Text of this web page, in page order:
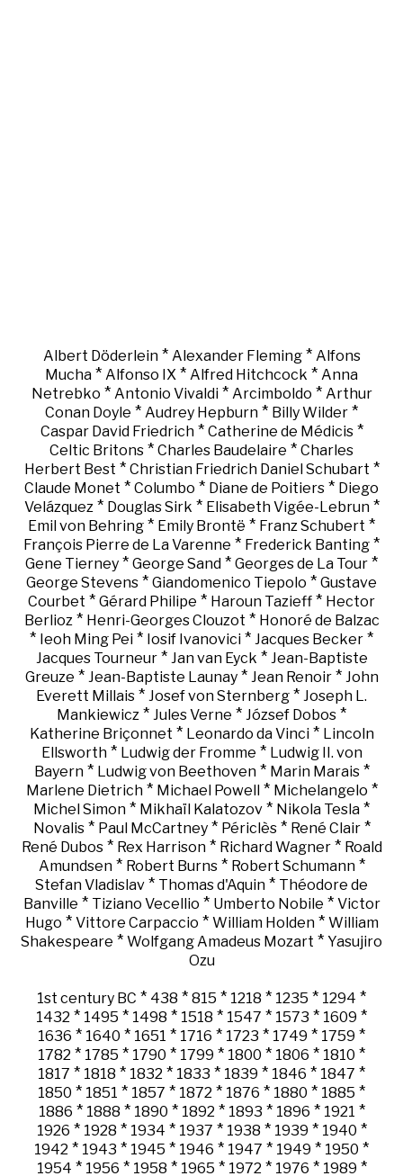
Albert Döderlein* Alexander Fleming* Alfons
Mucha * Alfonso IX * Alfred Hitchcock * Anna
Netrebko * Antonio Vivaldi* Arcimboldo * Arthur
Conan Doyle * Audrey Hepburn * Billy Wilder *
Caspar David Friedrich* Catherine de Médicis*
Celtic Britons * Charles Baudelaire * Charles
Herbert Best * Christian Friedrich Daniel Schubart *
Claude Monet * Columbo * Diane de Poitiers * Diego
Velázquez * Douglas Sirk * Elisabeth Vigée-Lebrun*
Emil von Behring * Emily Brontë * Franz Schubert *
François Pierre de La Varenne * Frederick Banting *
Gene Tierney * George Sand * Georges de La Tour *
George Stevens * Giandomenico Tiepolo * Gustave
Courbet * Gérard Philipe * Haroun Tazieff * Hector
Berlioz * Henri-Georges Clouzot * Honoré de Balzac
* Ieoh Ming Pei * Iosif Ivanovici * Jacques Becker *
Jacques Tourneur* Jan van Eyck * Jean-Baptiste
Greuze * Jean-Baptiste Launay* Jean Renoir* John
Everett Millais * Josef von Sternberg * Joseph L.
Mankiewicz * Jules Verne * József Dobos *
Katherine Briçonnet * Leonardo da Vinci* Lincoln
Ellsworth* Ludwig der Fromme * Ludwig II. von
Bayern* Ludwig von Beethoven* Marin Marais*
Marlene Dietrich* Michael Powell* Michelangelo *
Michel Simon * Mikhaïl Kalatozov * Nikola Tesla *
Novalis* Paul McCartney* Périclès* René Clair*
René Dubos* Rex Harrison* Richard Wagner* Roald
Amundsen* Robert Burns* Robert Schumann*
Stefan Vladislav * Thomas d'Aquin * Théodore de
Banville * Tiziano Vecellio * Umberto Nobile * Victor
Hugo * Vittore Carpaccio * William Holden* William
Shakespeare * Wolfgang Amadeus Mozart * Yasujiro
Ozu
1st century BC * 438 * 815 * 1218 * 1235 * 1294 *
1432 * 1495 * 1498 * 1518 * 1547 * 1573 * 1609 *
1636 * 1640 * 1651 * 1716 * 1723 * 1749 * 1759 *
1782 * 1785 * 1790 * 1799 * 1800 * 1806 * 1810 *
1817 * 1818 * 1832 * 1833 * 1839 * 1846 * 1847 *
1850 * 1851 * 1857 * 1872 * 1876 * 1880 * 1885 *
1886 * 1888 * 1890 * 1892 * 1893 * 1896 * 1921 *
1926 * 1928 * 1934 * 1937 * 1938 * 1939 * 1940 *
1942 * 1943 * 1945 * 1946 * 1947 * 1949 * 1950 *
1954 * 1956 * 1958 * 1965 * 1972 * 1976 * 1989 *